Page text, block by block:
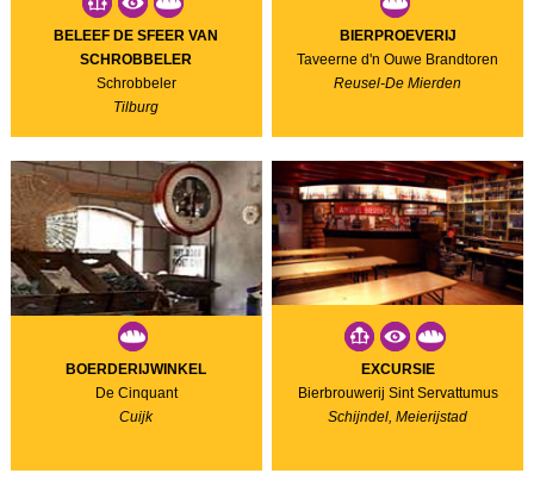
BELEEF DE SFEER VAN
SCHROBBELER
Schrobbeler
Tilburg
BIERPROEVERIJ
Taveerne d'n Ouwe Brandtoren
Reusel-De Mierden
BOERDERIJWINKEL
De Cinquant
Cuijk
EXCURSIE
Bierbrouwerij Sint Servattumus
Schijndel, Meierijstad